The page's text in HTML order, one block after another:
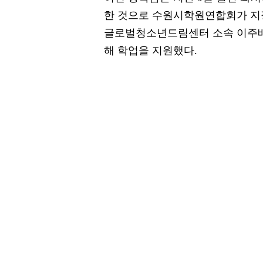
한 것으로 수원시학원연합회가
글로벌청소년드림센터 소속 이
해 학업을 지원했다.